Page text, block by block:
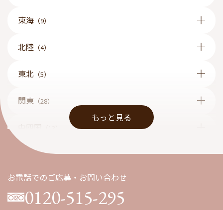
東海 （9）
北陸 （4）
東北 （5）
関東 （28）
（1）
もっと見る
お電話でのご応募・お問い合わせ
0120-515-295